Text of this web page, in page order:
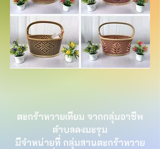
ตะกร้าหวายเทียม จากกลุ่มอาชีพ
ตำบลดงมะรุม
มีจำหน่ายที่ กลุ่มสานตะกร้าหวาย